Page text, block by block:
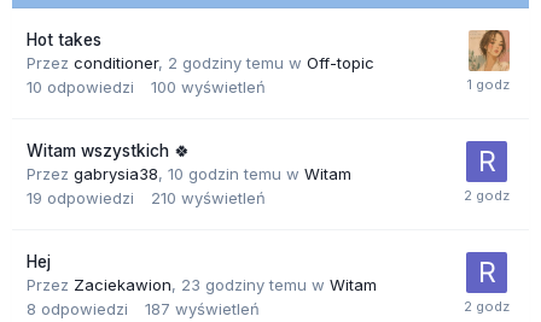
Hot takes
Przez conditioner, 2 godziny temu w Off-topic
10 odpowiedzi 100 wyświetleń
Witam wszystkich 🍀
Przez gabrysia38, 10 godzin temu w Witam
19 odpowiedzi 210 wyświetleń
Hej
Przez Zaciekawion, 23 godziny temu w Witam
8 odpowiedzi 187 wyświetleń